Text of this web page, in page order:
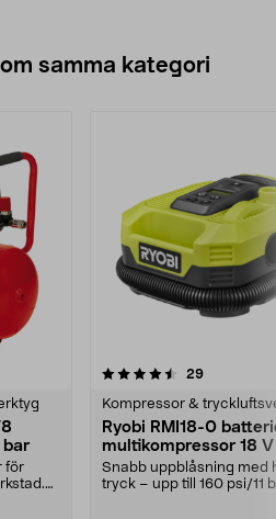
samma kategori
bar
för
29recensioner
Kompressor &
Ryobi RMI18-0
multikompressor 18
Snabb uppblåsning med
tryck – upp till 160 psi/11
4.5 av 5 stjärnor